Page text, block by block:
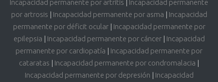
Incapacidad permanente por artritis | Incapacidad permanente
por artrosis | Incapacidad permanente por asma | Incapacidad
permanente por déficit ocular| Incapacidad permanente por
epilepsia | Incapacidad permanente por cáncer| Incapacidad
permanente por cardiopatía | Incapacidad permanente por
cataratas | Incapacidad permanente por condromalacia |
Incapacidad permanente por depresión | Incapacidad